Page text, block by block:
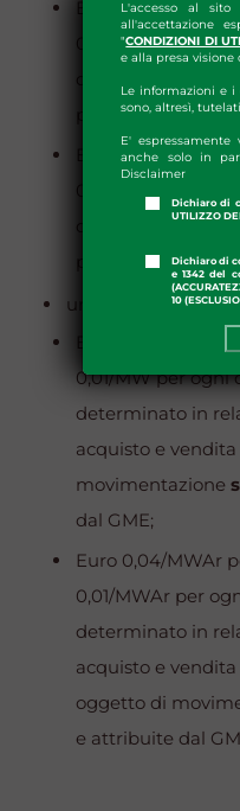
L'accesso al
all'accettazione
"CONDIZIONI DI
e alla presa
Le informazioni e
sono, altresì,
E'
anche solo in
Disclaimer
Dichiaro di
UTILIZZO
Dichiaro di
e 1342 del
10
Euro 0,04/MW
0,01/MW per ogni
potenza attiva
Euro 0,04/MWAr
determinato in
potenza reattiva
un
corrispettivo
Euro 0,04/MW
0,01/MW per ogni
determinato in
acquisto e
movimentazione
dal GME;
Euro 0,04/MWAr
0,01/MWAr per
determinato in
acquisto e
oggetto di
e attribuite dal